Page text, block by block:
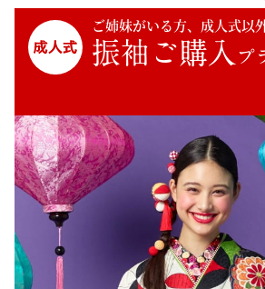
ご姉妹がいる方、成人式以
振袖ご購入 プ